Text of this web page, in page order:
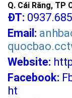
Q. Cái Răng, TP
ĐT:
Email:
Website:
Facebook:
ht